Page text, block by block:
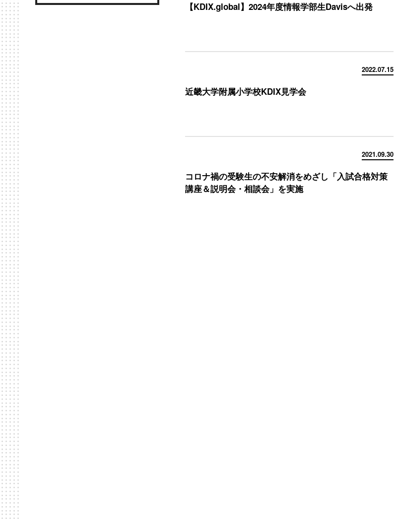
【KDIX.global】2024年度情報学部生Davisへ出発
2022.07.15
近畿大学附属小学校KDIX見学会
2021.09.30
コロナ禍の受験生の不安解消をめざし「入試合格対策
講座＆説明会・相談会」を実施